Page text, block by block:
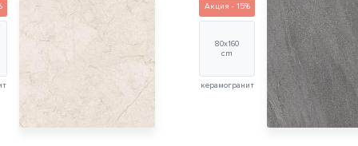
Акция - 15%
80х160
cm
керамогранит